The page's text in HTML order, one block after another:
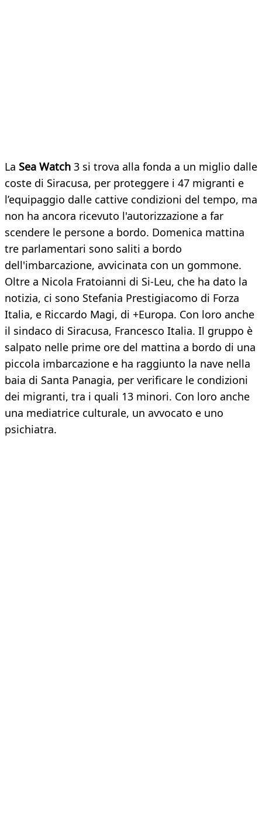
La Sea Watch 3 si trova alla fonda a un miglio dalle
coste di Siracusa, per proteggere i 47 migranti e
l’equipaggio dalle cattive condizioni del tempo, ma
non ha ancora ricevuto l'autorizzazione a far
scendere le persone a bordo. Domenica mattina
tre parlamentari sono saliti a bordo
dell'imbarcazione, avvicinata con un gommone.
Oltre a Nicola Fratoianni di Si-Leu, che ha dato la
notizia, ci sono Stefania Prestigiacomo di Forza
Italia, e Riccardo Magi, di +Europa. Con loro anche
il sindaco di Siracusa, Francesco Italia. Il gruppo è
salpato nelle prime ore del mattina a bordo di una
piccola imbarcazione e ha raggiunto la nave nella
baia di Santa Panagia, per verificare le condizioni
dei migranti, tra i quali 13 minori. Con loro anche
una mediatrice culturale, un avvocato e uno
psichiatra.